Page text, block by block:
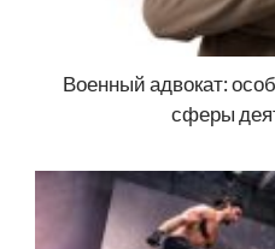
Военный адвокат:
сферы